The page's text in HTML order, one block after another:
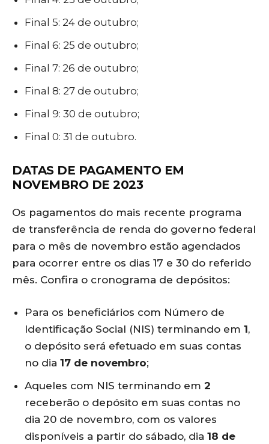
Final 5: 24 de outubro;
Final 6: 25 de outubro;
Final 7: 26 de outubro;
Final 8: 27 de outubro;
Final 9: 30 de outubro;
Final 0: 31 de outubro.
DATAS DE PAGAMENTO EM
NOVEMBRO DE 2023
Os pagamentos do mais recente programa
de transferência de renda do governo federal
para o mês de novembro estão agendados
para ocorrer entre os dias 17 e 30 do referido
mês. Confira o cronograma de depósitos:
Para os beneficiários com Número de
Identificação Social (NIS) terminando em 1,
o depósito será efetuado em suas contas
no dia 17 de novembro;
Aqueles com NIS terminando em 2
receberão o depósito em suas contas no
dia 20 de novembro, com os valores
disponíveis a partir do sábado, dia 18 de